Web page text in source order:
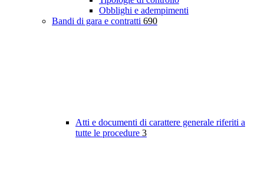
Obblighi e adempimenti
Bandi di gara e contratti 690
Atti e documenti di carattere generale riferiti a
tutte le procedure 3